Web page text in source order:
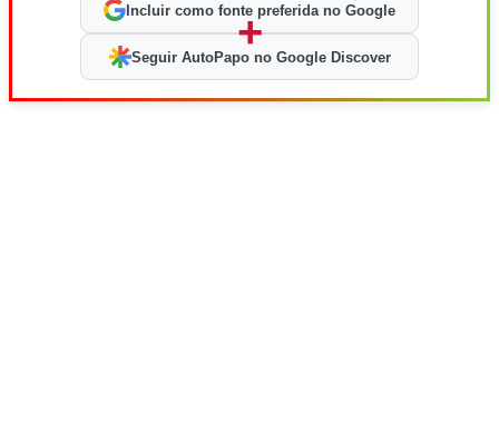
Incluir como fonte preferida no Google
+
Seguir AutoPapo no Google Discover